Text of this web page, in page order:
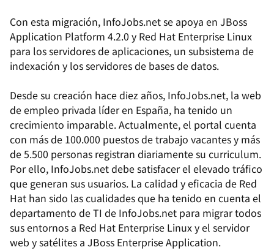
Con esta migración, InfoJobs.net se apoya en JBoss
Application Platform 4.2.0 y Red Hat Enterprise Linux
para los servidores de aplicaciones, un subsistema de
indexación y los servidores de bases de datos.
Desde su creación hace diez años, InfoJobs.net, la web
de empleo privada líder en España, ha tenido un
crecimiento imparable. Actualmente, el portal cuenta
con más de 100.000 puestos de trabajo vacantes y más
de 5.500 personas registran diariamente su curriculum.
Por ello, InfoJobs.net debe satisfacer el elevado tráfico
que generan sus usuarios. La calidad y eficacia de Red
Hat han sido las cualidades que ha tenido en cuenta el
departamento de TI de InfoJobs.net para migrar todos
sus entornos a Red Hat Enterprise Linux y el servidor
web y satélites a JBoss Enterprise Application.